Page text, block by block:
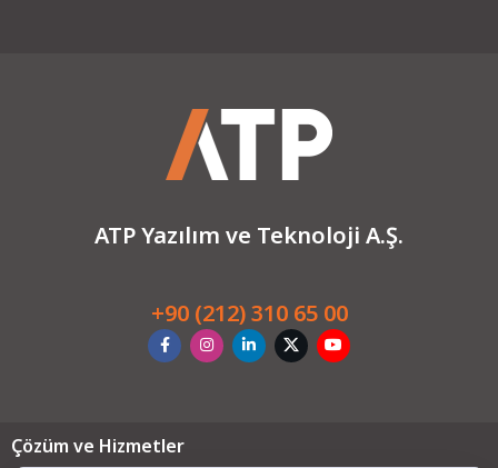
ATP Yazılım ve Teknoloji A.Ş.
+90 (212) 310 65 00
Çözüm ve Hizmetler